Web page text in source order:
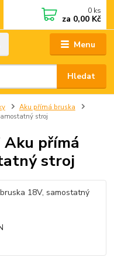
Menu
Hledat
0 ks
za 0,00 Kč
Aku přímá bruska
stroj
Aku přímá
stroj